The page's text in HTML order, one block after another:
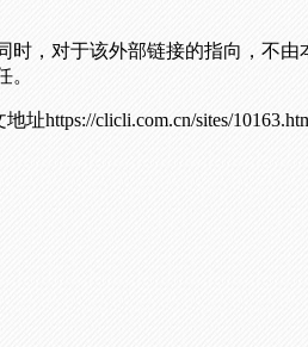
，对于该外部链接的指向，不
。
地址https://clicli.com.cn/sites/